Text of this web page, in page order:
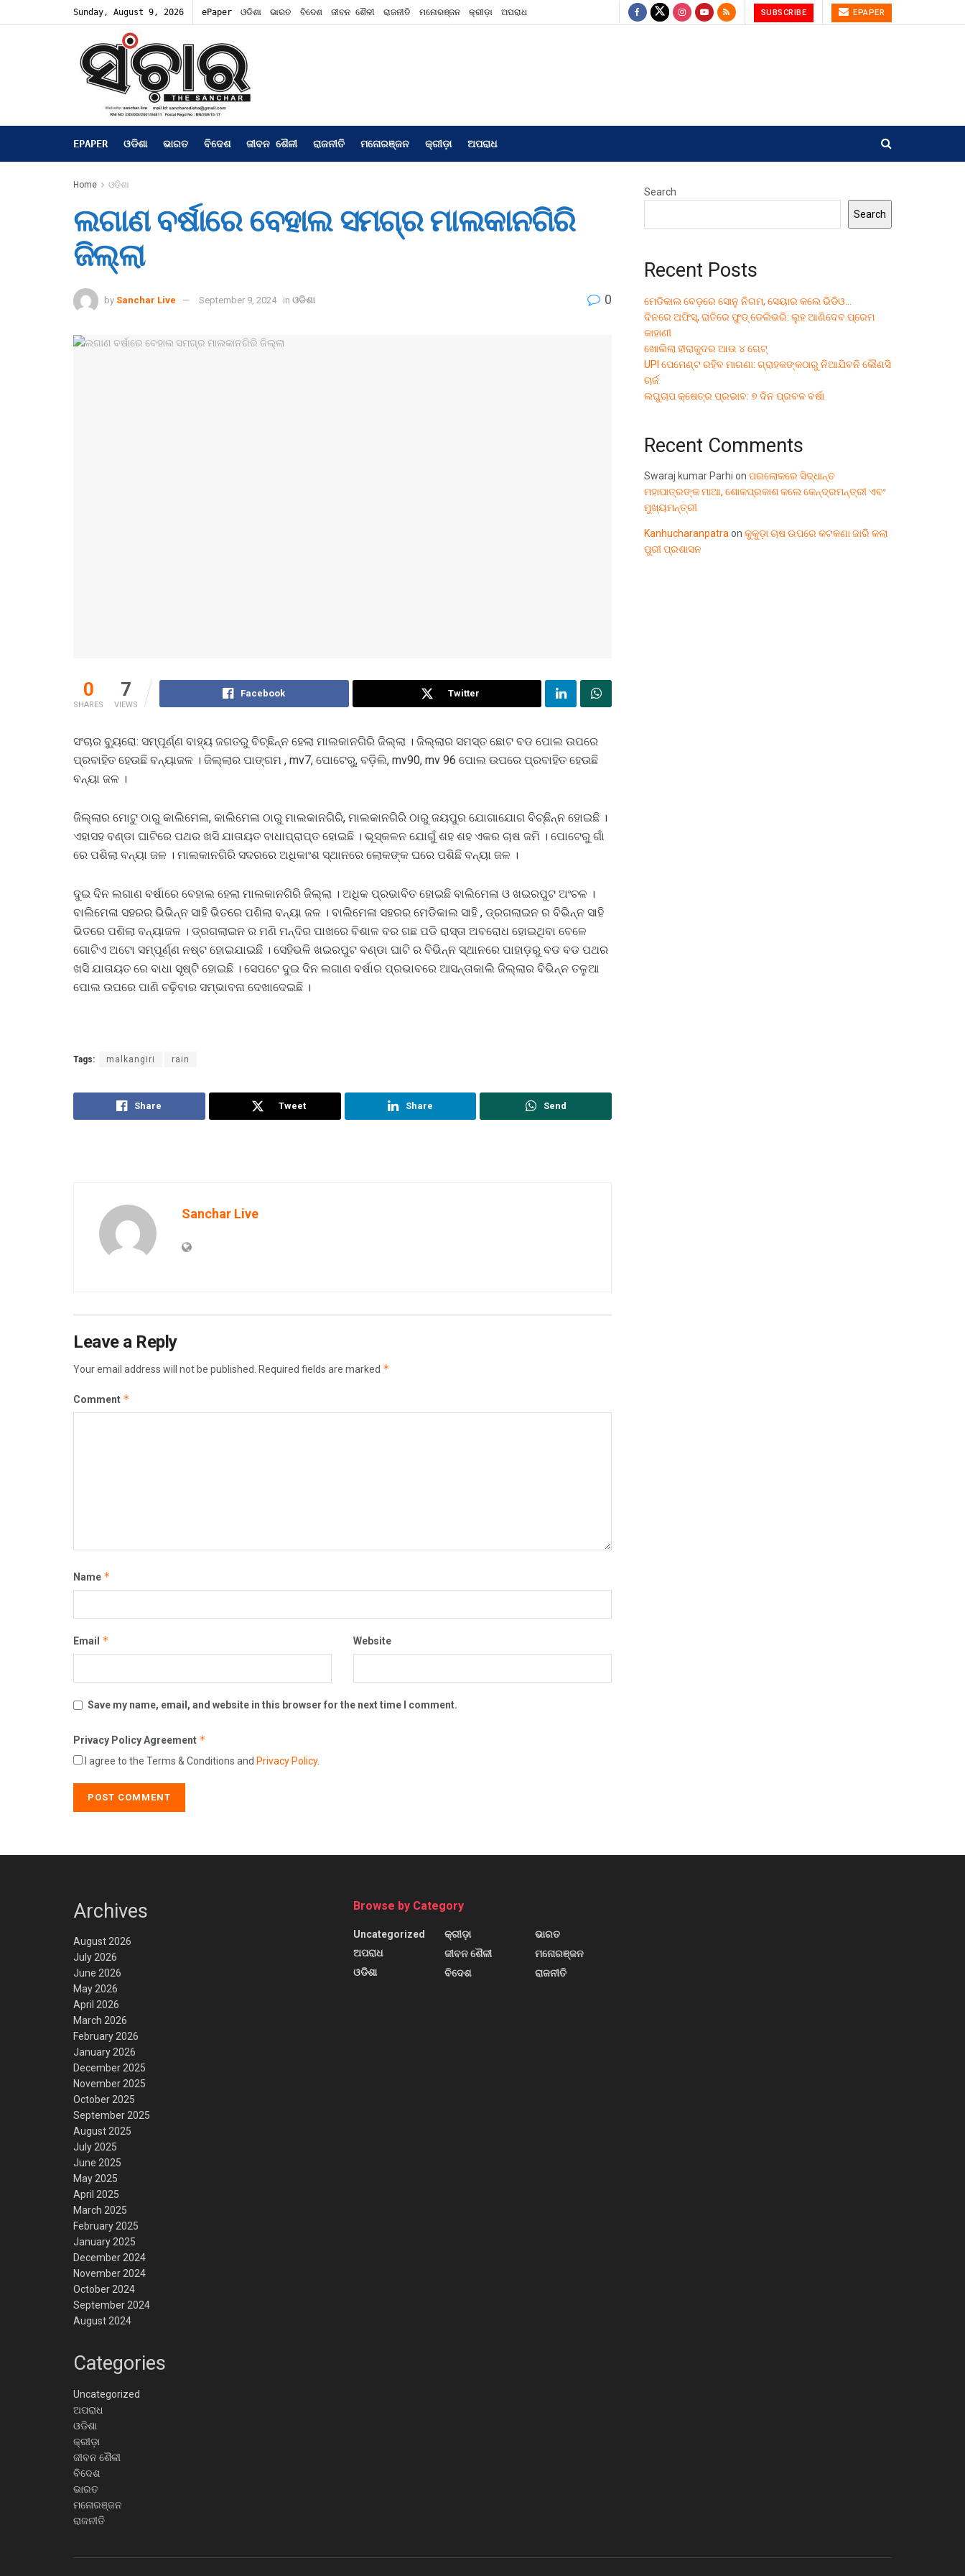
Sunday, August 9, 2026 ePaper ଓଡିଶା ଭାରତ ବିଦେଶ ଜୀବନ ଶୈଳୀ ରାଜନୀତି ମନୋରଞ୍ଜନ କ୍ରୀଡ଼ା ଅପରାଧ SUBSCRIBE EPAPER
EPAPER ଓଡିଶା ଭାରତ ବିଦେଶ ଜୀବନ ଶୈଳୀ ରାଜନୀତି ମନୋରଞ୍ଜନ କ୍ରୀଡ଼ା ଅପରାଧ
Home ଓଡିଶା
ଲଗାଣ ବର୍ଷାରେ ବେହାଲ ସମଗ୍ର ମାଲକାନଗିରି
ଜିଲ୍ଲା
by Sanchar Live September 9, 2024 in ଓଡିଶା 0
0
SHARES
7
VIEWS
Facebook Twitter
ସଂଚାର ବ୍ୟୁରୋ: ସମ୍ପୂର୍ଣ୍ଣ ବାହ୍ୟ ଜଗତରୁ ବିଚ୍ଛିନ୍ନ ହେଲା ମାଲକାନଗିରି ଜିଲ୍ଲା । ଜିଲ୍ଲାର ସମସ୍ତ ଛୋଟ ବଡ ପୋଲ ଉପରେ
ପ୍ରବାହିତ ହେଉଛି ବନ୍ୟାଜଳ । ଜିଲ୍ଲାର ପାଙ୍ଗମ , mv7, ପୋଟେରୁ, ବଡ଼ିଲି, mv90, mv 96 ପୋଲ ଉପରେ ପ୍ରବାହିତ ହେଉଛି
ବନ୍ୟା ଜଳ ।
ଜିଲ୍ଲାର ମୋଟୁ ଠାରୁ କାଲିମେଳା, କାଲିମେଳା ଠାରୁ ମାଲକାନଗିରି, ମାଲକାନଗିରି ଠାରୁ ଜୟପୁର ଯୋଗାଯୋଗ ବିଚ୍ଛିନ୍ନ ହୋଇଛି ।
ଏହାସହ ବଣ୍ଡା ଘାଟିରେ ପଥର ଖସି ଯାତାୟତ ବାଧାପ୍ରାପ୍ତ ହୋଇଛି । ଭୂସ୍କଳନ ଯୋଗୁଁ ଶହ ଶହ ଏକର ଚାଷ ଜମି । ପୋଟେରୁ ଗାଁ
ରେ ପଶିଲା ବନ୍ୟା ଜଳ । ମାଲକାନଗିରି ସଦରରେ ଅଧିକାଂଶ ସ୍ଥାନରେ ଲୋକଙ୍କ ଘରେ ପଶିଛି ବନ୍ୟା ଜଳ ।
ଦୁଇ ଦିନ ଲଗାଣ ବର୍ଷାରେ ବେହାଲ ହେଲା ମାଲକାନଗିରି ଜିଲ୍ଲା । ଅଧିକ ପ୍ରଭାବିତ ହୋଇଛି ବାଲିମେଳା ଓ ଖଇରପୁଟ ଅଂଚଳ ।
ବାଲିମେଳା ସହରର ଭିଭିନ୍ନ ସାହି ଭିତରେ ପଶିଲା ବନ୍ୟା ଜଳ । ବାଲିମେଳା ସହରର ମେଡିକାଲ ସାହି , ଡ୍ରଗଲାଇନ ର ବିଭିନ୍ନ ସାହି
ଭିତରେ ପଶିଲା ବନ୍ୟାଜଳ । ଡ୍ରଗଲାଇନ ର ମଣି ମନ୍ଦିର ପାଖରେ ବିଶାଳ ବର ଗଛ ପଡି ରାସ୍ତା ଅବରୋଧ ହୋଇଥିବା ବେଳେ
ଗୋଟିଏ ଅଟୋ ସମ୍ପୂର୍ଣ୍ଣ ନଷ୍ଟ ହୋଇଯାଇଛି । ସେହିଭଳି ଖଇରପୁଟ ବଣ୍ଡା ଘାଟି ର ବିଭିନ୍ନ ସ୍ଥାନରେ ପାହାଡ଼ରୁ ବଡ ବଡ ପଥର
ଖସି ଯାତାୟତ ରେ ବାଧା ସୃଷ୍ଟି ହୋଇଛି । ସେପଟେ ଦୁଇ ଦିନ ଲଗାଣ ବର୍ଷାର ପ୍ରଭାବରେ ଆସନ୍ତାକାଲି ଜିଲ୍ଲାର ବିଭିନ୍ନ ତଳୁଆ
ପୋଲ ଉପରେ ପାଣି ଚଢ଼ିବାର ସମ୍ଭାବନା ଦେଖାଦେଇଛି ।
Tags: malkangiri rain
Share Tweet Share Send
Sanchar Live
Leave a Reply
Your email address will not be published. Required fields are marked *
Comment *
Name *
Email * Website
Save my name, email, and website in this browser for the next time I comment.
Privacy Policy Agreement *
I agree to the Terms & Conditions and Privacy Policy.
Search
Search
Recent Posts
ମେଡିକାଲ ବେଡ଼ରେ ସୋନୁ ନିଗମ, ସେୟାର କଲେ ଭିଡିଓ…
ଦିନରେ ଅଫିସ୍, ରାତିରେ ଫୁଡ୍ ଡେଲିଭରି: ଲୁହ ଆଣିଦେବ ପ୍ରେମ
କାହାଣୀ
ଖୋଲିଲା ହୀରାକୁଦର ଆଉ ୪ ଗେଟ୍
UPI ପେମେଣ୍ଟ ରହିବ ମାଗଣା: ଗ୍ରାହକଙ୍କଠାରୁ ନିଆଯିବନି କୌଣସି
ଚାର୍ଜ
ଲଘୁଚାପ କ୍ଷେତ୍ର ପ୍ରଭାବ: ୭ ଦିନ ପ୍ରବଳ ବର୍ଷା
Recent Comments
Swaraj kumar Parhi on ପରଲୋକରେ ସିଦ୍ଧାନ୍ତ
ମହାପାତ୍ରଙ୍କ ମାଆ, ଶୋକପ୍ରକାଶ କଲେ କେନ୍ଦ୍ରମନ୍ତ୍ରୀ ଏବଂ
ମୁଖ୍ୟମନ୍ତ୍ରୀ
Kanhucharanpatraon କୁକୁଡ଼ା ଚାଷ ଉପରେ କଟକଣା ଜାରି କଲା
ପୁରୀ ପ୍ରଶାସନ
Archives
August 2026
July 2026
June 2026
May 2026
April 2026
March 2026
February 2026
January 2026
December 2025
November 2025
October 2025
September 2025
August 2025
July 2025
June 2025
May 2025
April 2025
March 2025
February 2025
January 2025
December 2024
November 2024
October 2024
September 2024
August 2024
Categories
Uncategorized
ଅପରାଧ
ଓଡିଶା
କ୍ରୀଡ଼ା
ଜୀବନ ଶୈଳୀ
ବିଦେଶ
ଭାରତ
ମନୋରଞ୍ଜନ
ରାଜନୀତି
Browse by Category
Uncategorized
ଅପରାଧ
ଓଡିଶା
କ୍ରୀଡ଼ା
ଜୀବନ ଶୈଳୀ
ବିଦେଶ
ଭାରତ
ମନୋରଞ୍ଜନ
ରାଜନୀତି